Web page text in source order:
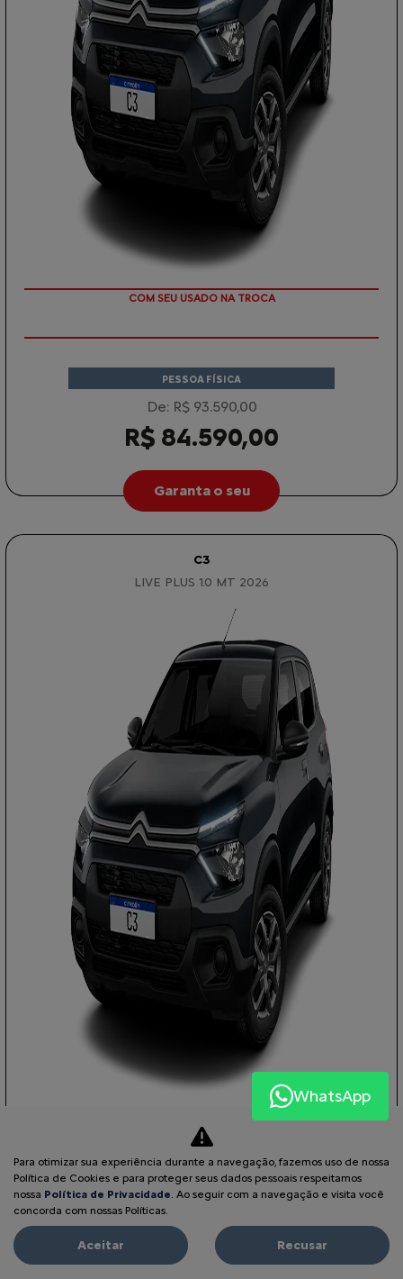
TAXA 0 %
PESSOA FÍSICA
De: R$ 93.590,00
R$ 84.590,00
Garanta o seu
C3
LIVE PLUS 1.0 MT 2026
COM SEU USADO NA TROCA
À VISTA POR R$ 75.590,00
PESSOA FÍSICA
WhatsApp
Para otimizar sua experiência durante a navegação, fazemos uso de nossa
Política de Cookies e para proteger seus dados pessoais respeitamos
nossa Política de Privacidade. Ao seguir com a navegação e visita você
concorda com nossas Políticas.
Aceitar Recusar